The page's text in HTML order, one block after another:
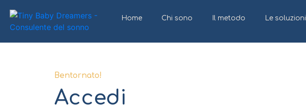
Home Chi sono Il metodo Le soluzioni
Bentornato!
Accedi